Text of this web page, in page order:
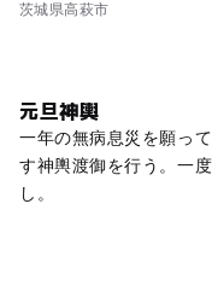
茨城県高萩市
元旦神輿
一年の無病息災を願っ
す神輿渡御を行う。一
し。